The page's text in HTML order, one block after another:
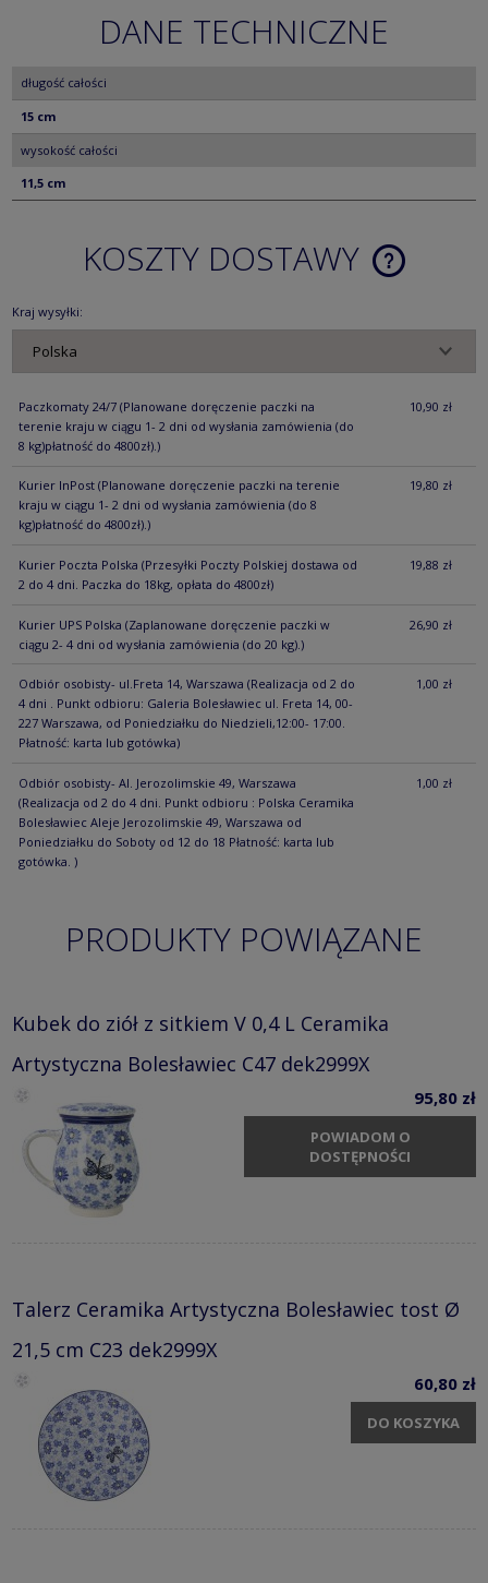
DANE TECHNICZNE
długość całości
15 cm
wysokość całości
11,5 cm
KOSZTY DOSTAWY
CENA NIE
Kraj wysyłki:
Paczkomaty 24/7 (Planowane doręczenie paczki na
terenie kraju w ciągu 1- 2 dni od wysłania zamówienia (do
8 kg)płatność do 4800zł).)
10,90 zł
Kurier InPost (Planowane doręczenie paczki na terenie
kraju w ciągu 1- 2 dni od wysłania zamówienia (do 8
kg)płatność do 4800zł).)
19,80 zł
Kurier Poczta Polska (Przesyłki Poczty Polskiej dostawa od
2 do 4 dni. Paczka do 18kg, opłata do 4800zł)
19,88 zł
Kurier UPS Polska (Zaplanowane doręczenie paczki w
ciągu 2- 4 dni od wysłania zamówienia (do 20 kg).)
26,90 zł
Odbiór osobisty- ul.Freta 14, Warszawa (Realizacja od 2 do
4 dni . Punkt odbioru: Galeria Bolesławiec ul. Freta 14, 00-
227 Warszawa, od Poniedziałku do Niedzieli,12:00- 17:00.
Płatność: karta lub gotówka)
1,00 zł
Odbiór osobisty- Al. Jerozolimskie 49, Warszawa
(Realizacja od 2 do 4 dni. Punkt odbioru : Polska Ceramika
Bolesławiec Aleje Jerozolimskie 49, Warszawa od
Poniedziałku do Soboty od 12 do 18 Płatność: karta lub
gotówka. )
1,00 zł
PRODUKTY POWIĄZANE
Kubek do ziół z sitkiem V 0,4 L Ceramika
Artystyczna Bolesławiec C47 dek2999X
95,80 zł
POWIADOM O
DOSTĘPNOŚCI
Talerz Ceramika Artystyczna Bolesławiec tost Ø
21,5 cm C23 dek2999X
60,80 zł
DO KOSZYKA